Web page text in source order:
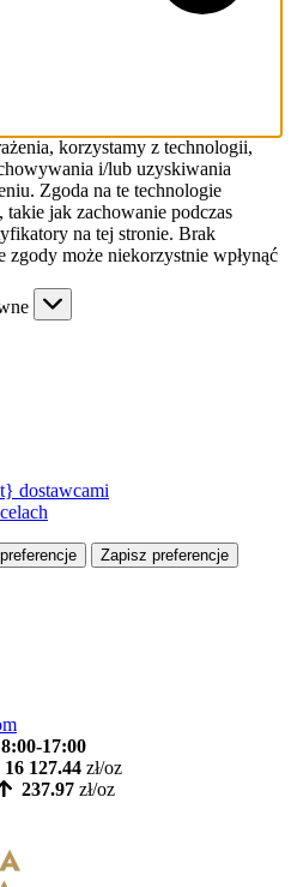
korzystamy z technologii,
i/lub uzyskiwania
Zgoda na te technologie
jak zachowanie podczas
na tej stronie. Brak
może niekorzystnie wpłynąć
dostawcami
Zapisz preferencje
8:00-17:00
16 127.44 zł/oz
237.97 zł/oz